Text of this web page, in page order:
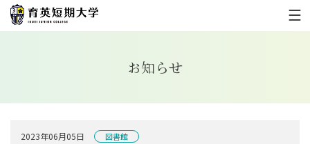
お知らせ
2023年06月05日 図書館